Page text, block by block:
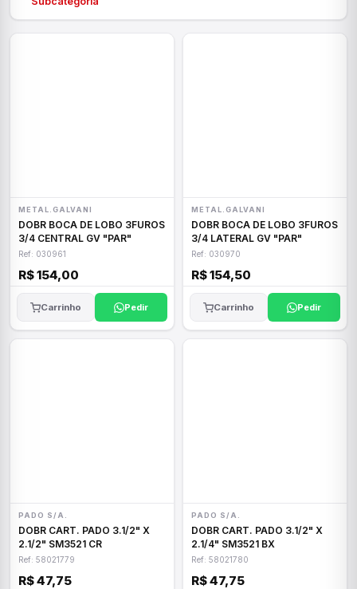
METAL.GALVANI
DOBR BOCA DE LOBO 3FUROS
3/4 CENTRAL GV "PAR"
Ref: 030961
R$ 154,00
Carrinho Pedir
METAL.GALVANI
DOBR BOCA DE LOBO 3FUROS
3/4 LATERAL GV "PAR"
Ref: 030970
R$ 154,50
Carrinho Pedir
PADO S/A.
DOBR CART. PADO 3.1/2" X
2.1/2" SM3521 CR
Ref: 58021779
R$ 47,75
PADO S/A.
DOBR CART. PADO 3.1/2" X
2.1/4" SM3521 BX
Ref: 58021780
R$ 47,75